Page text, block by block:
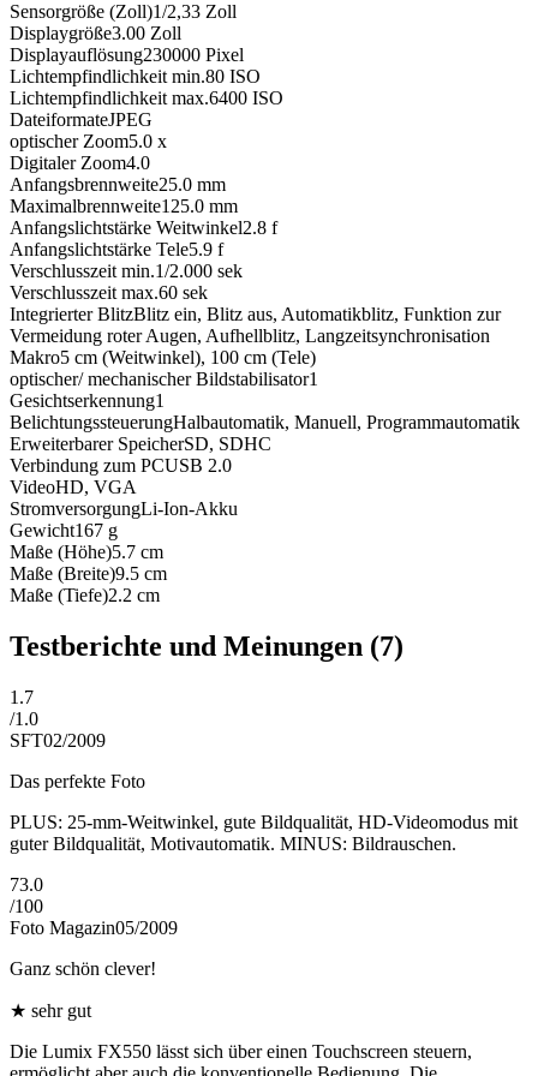
Sensorgröße (Zoll)1/2,33 Zoll
Displaygröße3.00 Zoll
Displayauflösung230000 Pixel
Lichtempfindlichkeit min.80 ISO
Lichtempfindlichkeit max.6400 ISO
DateiformateJPEG
optischer Zoom5.0 x
Digitaler Zoom4.0
Anfangsbrennweite25.0 mm
Maximalbrennweite125.0 mm
Anfangslichtstärke Weitwinkel2.8 f
Anfangslichtstärke Tele5.9 f
Verschlusszeit min.1/2.000 sek
Verschlusszeit max.60 sek
Integrierter BlitzBlitz ein, Blitz aus, Automatikblitz, Funktion zur
Vermeidung roter Augen, Aufhellblitz, Langzeitsynchronisation
Makro5 cm (Weitwinkel), 100 cm (Tele)
optischer/ mechanischer Bildstabilisator1
Gesichtserkennung1
BelichtungssteuerungHalbautomatik, Manuell, Programmautomatik
Erweiterbarer SpeicherSD, SDHC
Verbindung zum PCUSB 2.0
VideoHD, VGA
StromversorgungLi-Ion-Akku
Gewicht167 g
Maße (Höhe)5.7 cm
Maße (Breite)9.5 cm
Maße (Tiefe)2.2 cm
Testberichte und Meinungen (7)
1.7
/1.0
SFT02/2009
Das perfekte Foto
PLUS: 25-mm-Weitwinkel, gute Bildqualität, HD-Videomodus mit
guter Bildqualität, Motivautomatik. MINUS: Bildrauschen.
73.0
/100
Foto Magazin05/2009
Ganz schön clever!
★ sehr gut
Die Lumix FX550 lässt sich über einen Touchscreen steuern,